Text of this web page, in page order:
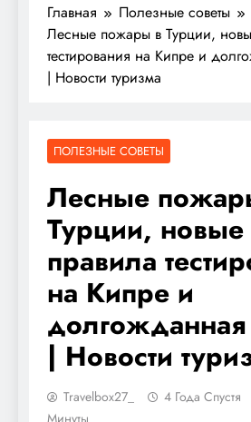
Главная
Полезные советы
Лесные пожары в Турции,
тестирования на Кипре и
| Новости туризма
ПОЛЕЗНЫЕ СОВЕТЫ
Лесные
Турции, новые
правила
на Кипре и
| Новости
Travelbox27_ 4 Года Спустя
Минуты